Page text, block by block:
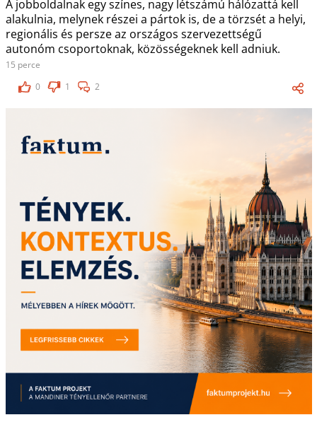
A jobboldalnak egy színes, nagy létszámú hálózattá kell
alakulnia, melynek részei a pártok is, de a törzsét a helyi,
regionális és persze az országos szervezettségű
autonóm csoportoknak, közösségeknek kell adniuk.
15 perce
0
1 2